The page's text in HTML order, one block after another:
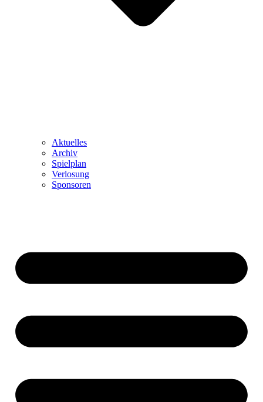
Aktuelles
Archiv
Spielplan
Verlosung
Sponsoren